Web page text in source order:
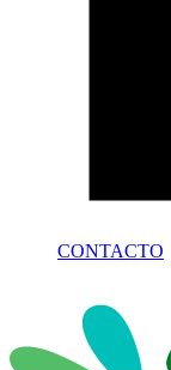
CONTACTO